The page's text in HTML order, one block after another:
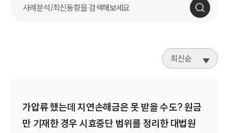
최신순
가압류 했는데 지연손해금은 못 받을 수도? 원금
만 기재한 경우 시효중단 범위를 정리한 대법원